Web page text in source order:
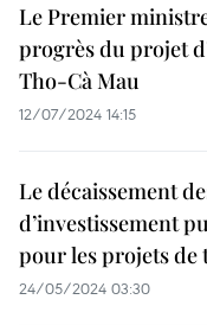
Le Premier
progrès du projet
Tho-Cà Mau
12/07/2024 14:15
Le décaissement
d’investissement
pour les projets de
24/05/2024 03:30